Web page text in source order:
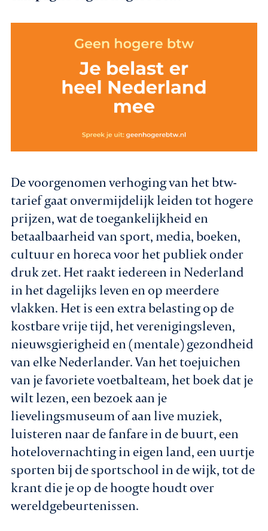
De voorgenomen verhoging van het btw-
tarief gaat onvermijdelijk leiden tot hogere
prijzen, wat de toegankelijkheid en
betaalbaarheid van sport, media, boeken,
cultuur en horeca voor het publiek onder
druk zet. Het raakt iedereen in Nederland
in het dagelijks leven en op meerdere
vlakken. Het is een extra belasting op de
kostbare vrije tijd, het verenigingsleven,
nieuwsgierigheid en (mentale) gezondheid
van elke Nederlander. Van het toejuichen
van je favoriete voetbalteam, het boek dat je
wilt lezen, een bezoek aan je
lievelingsmuseum of aan live muziek,
luisteren naar de fanfare in de buurt, een
hotelovernachting in eigen land, een uurtje
sporten bij de sportschool in de wijk, tot de
krant die je op de hoogte houdt over
wereldgebeurtenissen.